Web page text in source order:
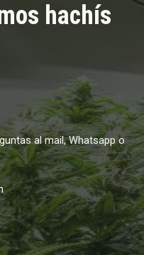
hachís
al mail, Whatsapp o